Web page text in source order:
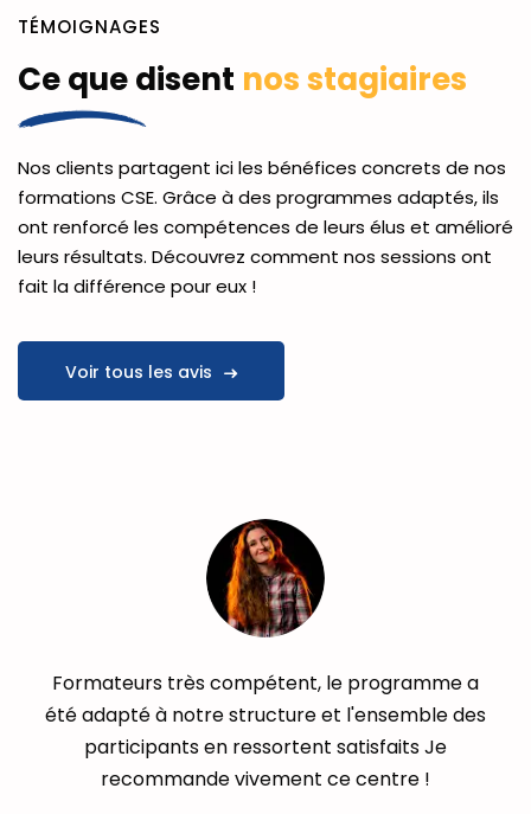
TÉMOIGNAGES
Ce que disent nos stagiaires
Nos clients partagent ici les bénéfices concrets de nos
formations CSE. Grâce à des programmes adaptés, ils
ont renforcé les compétences de leurs élus et amélioré
leurs résultats. Découvrez comment nos sessions ont
fait la différence pour eux !
Voir tous les avis
a
des
Formations adaptés au besoin particuliers.
Gestion et organisation des formations à
niveau excellent.